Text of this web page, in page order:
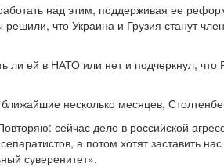
над этим, поддерживая ее
что Украина и Грузия станут
ли ей в НАТО или нет и подчеркнул,
несколько месяцев,
сейчас дело в российской
а потом хотят заставить
суверенитет».